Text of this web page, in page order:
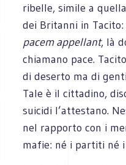
ribelle, simile a
dei Britanni in Tacito:
pacem appellant, là
chiamano pace.
di deserto ma di
Tale è il cittadino,
suicidi l’attestano.
nel rapporto con i
mafie: né i partiti né